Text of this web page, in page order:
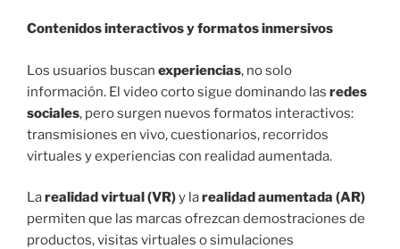
Contenidos interactivos y formatos inmersivos
Los usuarios buscan experiencias, no solo
información. El video corto sigue dominando las redes
sociales, pero surgen nuevos formatos interactivos:
transmisiones en vivo, cuestionarios, recorridos
virtuales y experiencias con realidad aumentada.
Larealidad virtual (VR)y larealidad aumentada (AR)
permiten que las marcas ofrezcan demostraciones de
productos, visitas virtuales o simulaciones